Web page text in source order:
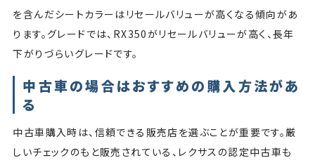
を含んだシートカラーはリセールバリューが高くなる傾向があ
ります。グレードでは、RX350がリセールバリューが高く、長年
下がりづらいグレードです。
中古車の場合はおすすめの購入方法があ
る
中古車購入時は、信頼できる販売店を選ぶことが重要です。厳
しいチェックのもと販売されている、レクサスの認定中古車も